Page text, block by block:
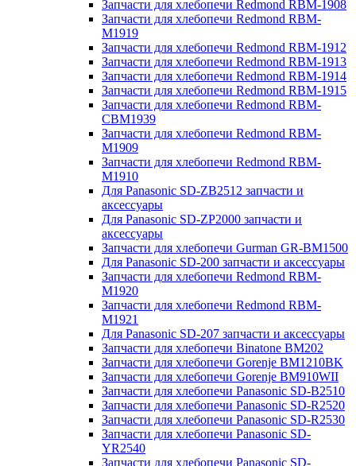
Запчасти для хлебопечи Redmond RBM-1908
Запчасти для хлебопечи Redmond RBM-
M1919
Запчасти для хлебопечи Redmond RBM-1912
Запчасти для хлебопечи Redmond RBM-1913
Запчасти для хлебопечи Redmond RBM-1914
Запчасти для хлебопечи Redmond RBM-1915
Запчасти для хлебопечи Redmond RBM-
CBM1939
Запчасти для хлебопечи Redmond RBM-
M1909
Запчасти для хлебопечи Redmond RBM-
M1910
Для Panasonic SD-ZB2512 запчасти и
аксессуары
Для Panasonic SD-ZP2000 запчасти и
аксессуары
Запчасти для хлебопечи Gurman GR-BM1500
Для Panasonic SD-200 запчасти и аксессуары
Запчасти для хлебопечи Redmond RBM-
M1920
Запчасти для хлебопечи Redmond RBM-
M1921
Для Panasonic SD-207 запчасти и аксессуары
Запчасти для хлебопечи Binatone BM202
Запчасти для хлебопечи Gorenje BM1210BK
Запчасти для хлебопечи Gorenje BM910WII
Запчасти для хлебопечи Panasonic SD-B2510
Запчасти для хлебопечи Panasonic SD-R2520
Запчасти для хлебопечи Panasonic SD-R2530
Запчасти для хлебопечи Panasonic SD-
YR2540
Запчасти для хлебопечи Panasonic SD-